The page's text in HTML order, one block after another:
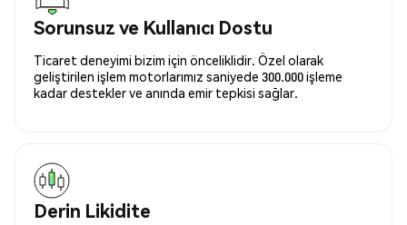
Sorunsuz ve Kullanıcı Dostu
Ticaret deneyimi bizim için önceliklidir. Özel olarak
geliştirilen işlem motorlarımız saniyede 300.000 işleme
kadar destekler ve anında emir tepkisi sağlar.
Derin Likidite